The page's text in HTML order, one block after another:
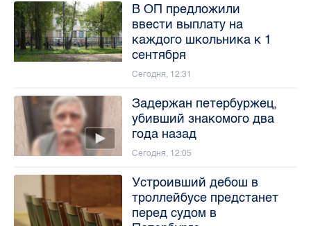
В ОП предложили
ввести выплату на
каждого школьника к 1
сентября
Сегодня, 12:31
Задержан петербуржец,
убивший знакомого два
года назад
Сегодня, 12:05
Устроивший дебош в
троллейбусе предстанет
перед судом в